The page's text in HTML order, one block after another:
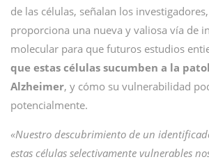
de las células, señalan los
proporciona una nueva y valiosa vía de
molecular para que futuros estudios
que estas células sucumben a la
Alzheimer, y cómo su vulnerabilidad
potencialmente.
«Nuestro descubrimiento de un
estas células selectivamente vulnerables